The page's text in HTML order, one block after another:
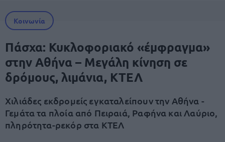
Κοινωνία
Πάσχα: Κυκλοφοριακό «έμφραγμα»
στην Αθήνα – Μεγάλη κίνηση σε
δρόμους, λιμάνια, ΚΤΕΛ
Χιλιάδες εκδρομείς εγκαταλείπουν την Αθήνα -
Γεμάτα τα πλοία από Πειραιά, Ραφήνα και Λαύριο,
πληρότητα-ρεκόρ στα ΚΤΕΛ